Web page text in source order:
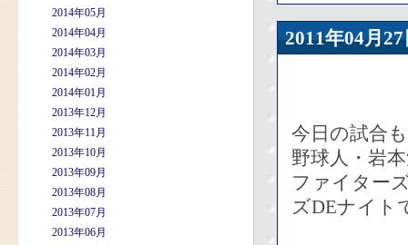
2014年05月
2014年04月
2014年03月
2014年02月
2014年01月
2013年12月
2013年11月
2013年10月
2013年09月
2013年08月
2013年07月
2013年06月
2011年04
今日の試合
野球人・岩
ファイター
ズDEナイト